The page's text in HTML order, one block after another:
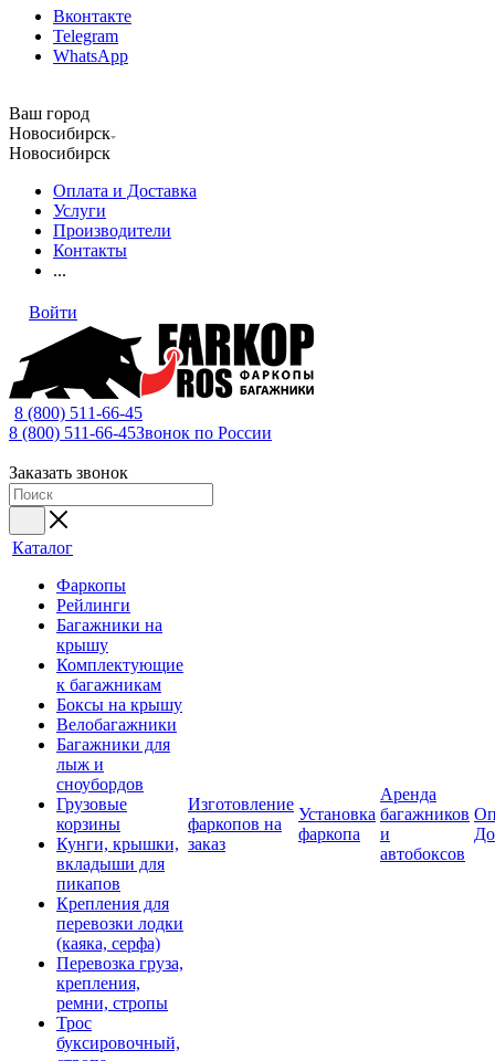
Вконтакте
Telegram
WhatsApp
Ваш город
Новосибирск
Новосибирск
Оплата и Доставка
Услуги
Производители
Контакты
...
Войти
8 (800) 511-66-45
8 (800) 511-66-45Звонок по России
Заказать звонок
Каталог
Фаркопы
Рейлинги
Багажники на
крышу
Комплектующие
к багажникам
Боксы на крышу
Велобагажники
Багажники для
лыж и
сноубордов
Грузовые
корзины
Кунги, крышки,
вкладыши для
пикапов
Крепления для
перевозки лодки
(каяка, серфа)
Перевозка груза,
крепления,
ремни, стропы
Трос
буксировочный,
Изготовление
фаркопов на
заказ
Установка
фаркопа
Аренда
багажников
и
автобоксов